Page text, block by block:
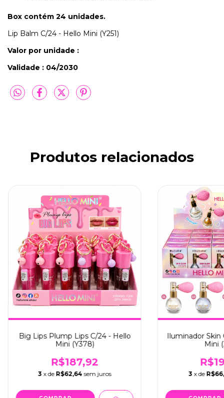
Box contém 24 unidades.
Lip Balm C/24 - Hello Mini (Y251)
Valor por unidade :
Validade : 04/2030
Produtos relacionados
Big Lips Plump Lips C/24 - Hello
Mini (Y378)
R$187,92
3 x de R$62,64 sem juros
Iluminador Skin
Mini
3 x de